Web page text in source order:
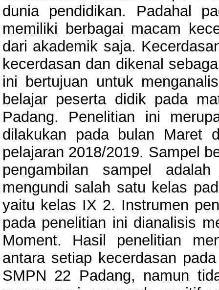
dunia pendidikan. Padahal
memiliki berbagai macam
dari akademik saja.
kecerdasan dan dikenal
ini bertujuan untuk
belajar peserta didik pada
Padang. Penelitian ini
dilakukan pada bulan Maret
pelajaran 2018/2019. Sampel
pengambilan sampel
mengundi salah satu kelas
yaitu kelas IX 2. Instrumen
pada penelitian ini dianalisis
Moment. Hasil penelitian
antara setiap kecerdasan
SMPN 22 Padang, namun